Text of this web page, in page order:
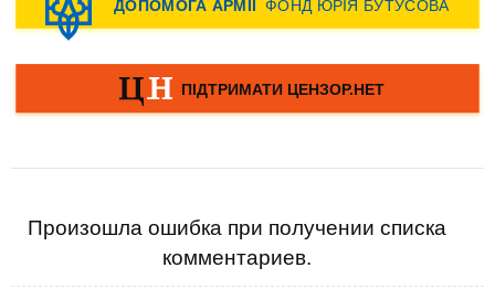
Произошла ошибка при получении списка
комментариев.